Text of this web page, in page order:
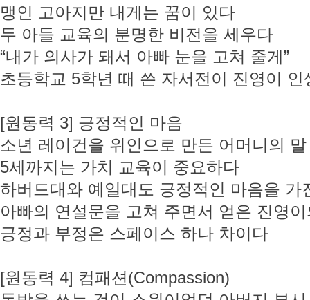
맹인 고아지만 내게는 꿈이 있다
두 아들 교육의 분명한 비전을 세우다
“내가 의사가 돼서 아빠 눈을 고쳐 줄게”
초등학교 5학년 때 쓴 자서전이 진영이
[원동력 3] 긍정적인 마음
소년 레이건을 위인으로 만든 어머니의
5세까지는 가치 교육이 중요하다
하버드대와 예일대도 긍정적인 마음을 가
아빠의 연설문을 고쳐 주면서 얻은 진영
긍정과 부정은 스페이스 하나 차이다
[원동력 4] 컴패션(Compassion)